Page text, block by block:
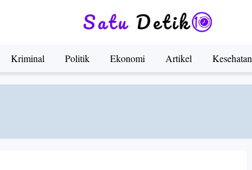
Kriminal Politik Ekonomi Artikel Kesehatan